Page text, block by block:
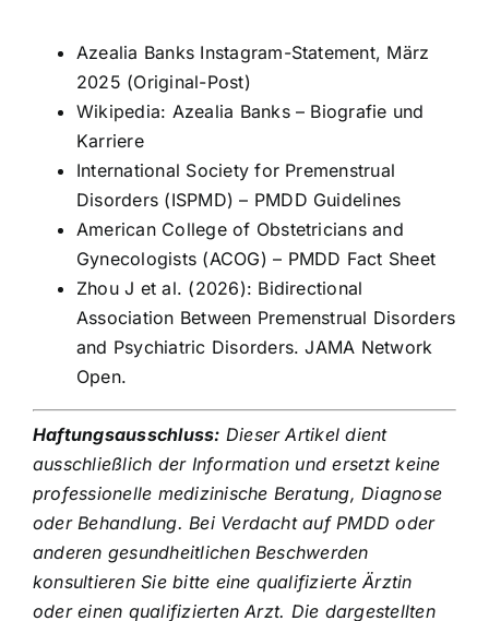
Azealia Banks Instagram-Statement, März
2025 (Original-Post)
Wikipedia: Azealia Banks – Biografie und
Karriere
International Society for Premenstrual
Disorders (ISPMD) – PMDD Guidelines
American College of Obstetricians and
Gynecologists (ACOG) – PMDD Fact Sheet
Zhou J et al. (2026): Bidirectional
Association Between Premenstrual Disorders
and Psychiatric Disorders. JAMA Network
Open.
Haftungsausschluss: Dieser Artikel dient
ausschließlich der Information und ersetzt keine
professionelle medizinische Beratung, Diagnose
oder Behandlung. Bei Verdacht auf PMDD oder
anderen gesundheitlichen Beschwerden
konsultieren Sie bitte eine qualifizierte Ärztin
oder einen qualifizierten Arzt. Die dargestellten